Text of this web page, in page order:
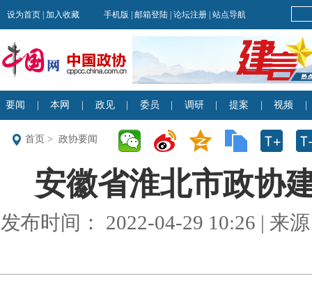
首页 > 政协要闻
安徽省淮北市政协
发布时间： 2022-04-29 10:26 | 来